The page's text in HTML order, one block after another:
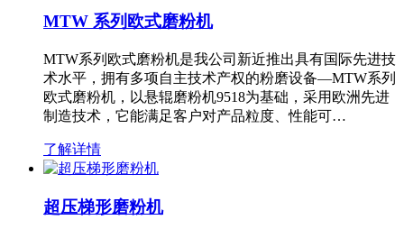
MTW 系列欧式磨粉机
MTW系列欧式磨粉机是我公司新近推出具有国际先进技
术水平，拥有多项自主技术产权的粉磨设备—MTW系列
欧式磨粉机，以悬辊磨粉机9518为基础，采用欧洲先进
制造技术，它能满足客户对产品粒度、性能可…
了解详情
超压梯形磨粉机